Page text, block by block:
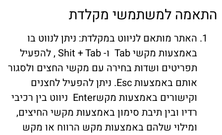
למשתמשי מקלדת
מותאם לניווט במקלדת: ניתן לנווט בו
באמצעות מקשי Tab ו- Shit + Tab , להפעיל
ושדות בחירה עם מקשי החצים ולסגור
אותם באמצעות Esc. ניתן להפעיל לחצנים
וקישורים באמצעות מקשEnter ניווט בין רכיבי
ובין תיבת סימון באמצעות מקשי החיצים,
שלהם באמצעות מקש הרווח או מקש